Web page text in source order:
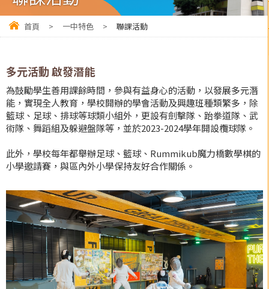
首頁 > 一中特色 > 聯課活動
多元活動 啟發潛能
為鼓勵學生善用課餘時間，參與有益身心的活動，以發展多元潛
能，實現全人教育，學校開辦的學會活動及興趣班種類繁多，除
籃球、足球、排球等球類小組外，更設有劍擊隊、跆拳道隊、武
術隊、舞蹈組及躲避盤隊等，並於2023-2024學年開設欖球隊。
此外，學校每年都舉辦足球、籃球、Rummikub魔力橋數學棋的
小學邀請賽，與區內外小學保持友好合作關係。